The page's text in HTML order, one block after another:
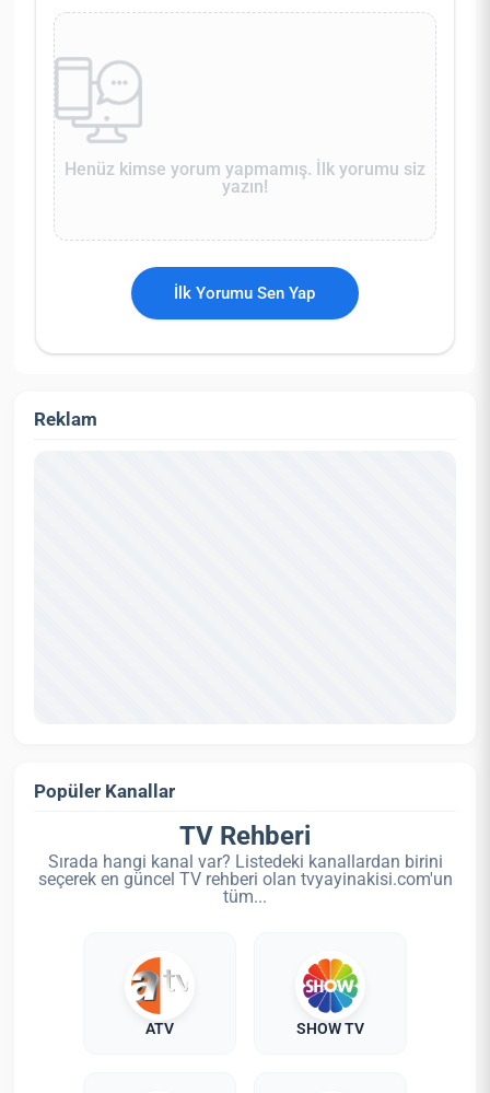
Henüz kimse yorum yapmamış. İlk yorumu siz
yazın!
İlk Yorumu Sen Yap
Reklam
Popüler Kanallar
TV Rehberi
Sırada hangi kanal var? Listedeki kanallardan birini
seçerek en güncel TV rehberi olan tvyayinakisi.com'un
tüm...
ATV SHOW TV